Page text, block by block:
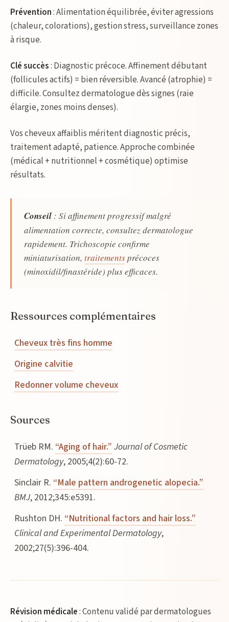
Prévention: Alimentation équilibrée, éviter agressions
(chaleur, colorations), gestion stress, surveillance zones
à risque.
Clé succès: Diagnostic précoce. Affinement débutant
(follicules actifs) = bien réversible. Avancé (atrophie) =
difficile. Consultez dermatologue dès signes (raie
élargie, zones moins denses).
Vos cheveux affaiblis méritent diagnostic précis,
traitement adapté, patience. Approche combinée
(médical + nutritionnel + cosmétique) optimise
résultats.
Conseil : Si affinement progressif malgré
alimentation correcte, consultez dermatologue
rapidement. Trichoscopie confirme
miniaturisation, traitementsprécoces
(minoxidil/finastéride) plus efficaces.
Ressources complémentaires
Cheveux très fins homme
Origine calvitie
Redonner volume cheveux
Sources
Trüeb RM. “Aging of hair.” Journal of Cosmetic
Dermatology, 2005;4(2):60-72.
Sinclair R. “Male pattern androgenetic alopecia.”
BMJ, 2012;345:e5391.
Rushton DH. “Nutritional factors and hair loss.”
Clinical and Experimental Dermatology,
2002;27(5):396-404.
Révision médicale: Contenu validé par dermatologues